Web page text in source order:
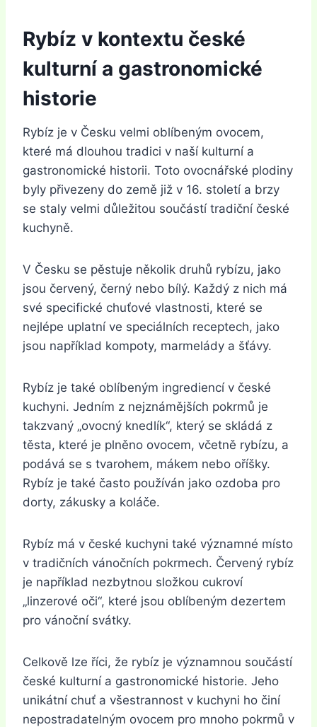
Rybíz v kontextu české
kulturní a gastronomické
historie
Rybíz je v Česku velmi oblíbeným ovocem,
které má dlouhou tradici v naší kulturní a
gastronomické historii. Toto ovocnářské plodiny
byly přivezeny do země již v 16. století a brzy
se staly velmi důležitou součástí tradiční české
kuchyně.
V Česku se pěstuje několik druhů rybízu, jako
jsou červený, černý nebo bílý. Každý z nich má
své specifické chuťové vlastnosti, které se
nejlépe uplatní ve speciálních receptech, jako
jsou například kompoty, marmelády a šťávy.
Rybíz je také oblíbeným ingrediencí v české
kuchyni. Jedním z nejznámějších pokrmů je
takzvaný „ovocný knedlík“, který se skládá z
těsta, které je plněno ovocem, včetně rybízu, a
podává se s tvarohem, mákem nebo oříšky.
Rybíz je také často používán jako ozdoba pro
dorty, zákusky a koláče.
Rybíz má v české kuchyni také významné místo
v tradičních vánočních pokrmech. Červený rybíz
je například nezbytnou složkou cukroví
„linzerové oči“, které jsou oblíbeným dezertem
pro vánoční svátky.
Celkově lze říci, že rybíz je významnou součástí
české kulturní a gastronomické historie. Jeho
unikátní chuť a všestrannost v kuchyni ho činí
nepostradatelným ovocem pro mnoho pokrmů v